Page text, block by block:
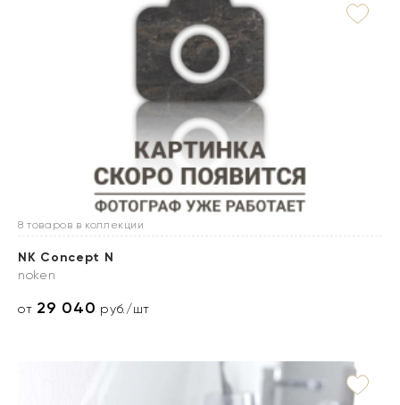
8 товаров в коллекции
NK Concept N
noken
от 29 040 руб./шт